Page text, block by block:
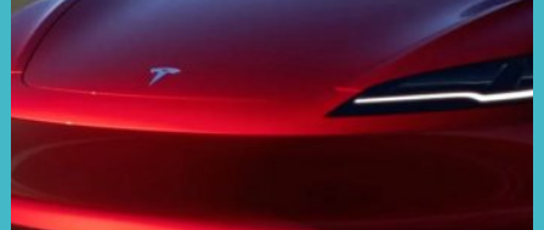
en casos de accidentes o
fallas eléctricas, los sistemas
electrónicos pueden impedir
que los ocupantes salgan del
vehículo o que los rescatistas